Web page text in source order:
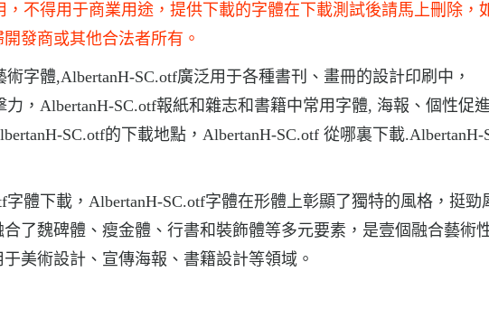
，不得用于商業用途，提供下載的字體在下載測試後請馬上刪除，
發商或其他合法者所有。
字體,AlbertanH-SC.otf廣泛用于各種書刊、畫冊的設計印刷中，
力，AlbertanH-SC.otf報紙和雜志和書籍中常用字體, 海報、個性促
SC.otf的下載地點，AlbertanH-SC.otf 從哪裏下載.AlbertanH-
字體下載，AlbertanH-SC.otf字體在形體上彰顯了獨特的風格，挺勁
了魏碑體、瘦金體、行書和裝飾體等多元要素，是壹個融合藝術
美術設計、宣傳海報、書籍設計等領域。